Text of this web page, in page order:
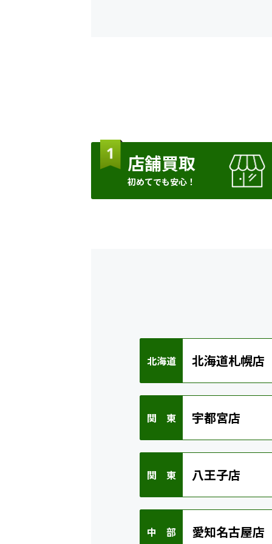
店舗買取
初めてでも安心！
北海道 北海道札幌店
関 東 宇都宮店
関 東 八王子店
中 部 愛知名古屋店